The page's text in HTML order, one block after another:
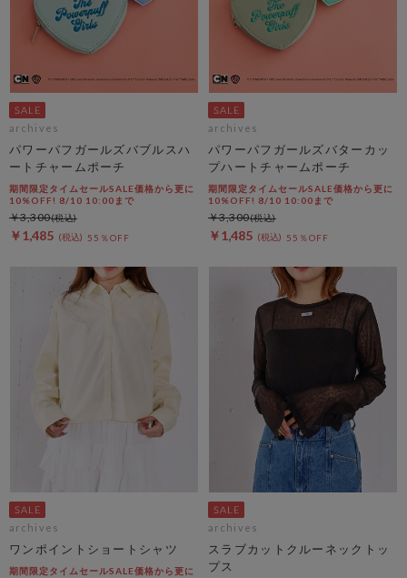
archives
パワーパフガールズバブルスハ
ートチャームポーチ
期間限定タイムセールSALE価格から更に
10%OFF! 8/10 10:00まで
￥1,485 55％OFF
￥3,300
archives
パワーパフガールズバターカッ
プハートチャームポーチ
期間限定タイムセールSALE価格から更に
10%OFF! 8/10 10:00まで
￥1,485 55％OFF
￥3,300
archives
ワンポイントショートシャツ
期間限定タイムセールSALE価格から更に
archives
スラブカットクルーネックトッ
プス